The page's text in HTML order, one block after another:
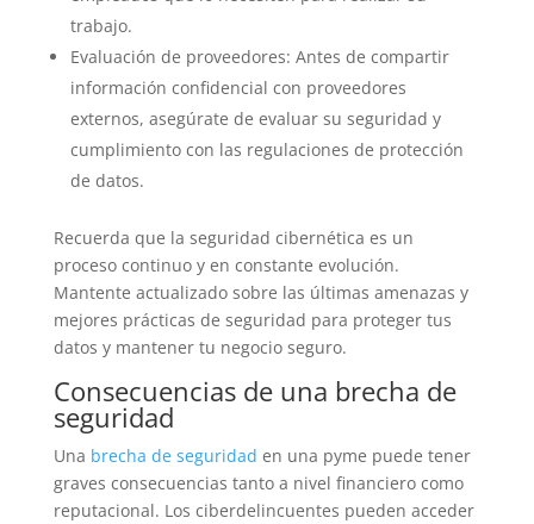
trabajo.
Evaluación de proveedores: Antes de compartir
información confidencial con proveedores
externos, asegúrate de evaluar su seguridad y
cumplimiento con las regulaciones de protección
de datos.
Recuerda que la seguridad cibernética es un
proceso continuo y en constante evolución.
Mantente actualizado sobre las últimas amenazas y
mejores prácticas de seguridad para proteger tus
datos y mantener tu negocio seguro.
Consecuencias de una brecha de
seguridad
Una brecha de seguridad en una pyme puede tener
graves consecuencias tanto a nivel financiero como
reputacional. Los ciberdelincuentes pueden acceder